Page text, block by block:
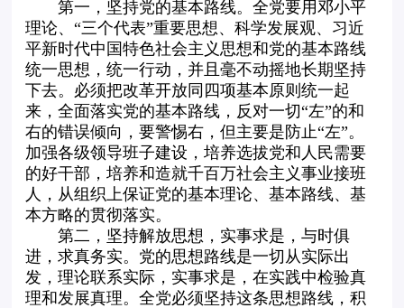
第一，坚持党的基本路线。全党要用邓小平
理论、“三个代表”重要思想、科学发展观、习近
平新时代中国特色社会主义思想和党的基本路线
统一思想，统一行动，并且毫不动摇地长期坚持
下去。必须把改革开放同四项基本原则统一起
来，全面落实党的基本路线，反对一切“左”的和
右的错误倾向，要警惕右，但主要是防止“左”。
加强各级领导班子建设，培养选拔党和人民需要
的好干部，培养和造就千百万社会主义事业接班
人，从组织上保证党的基本理论、基本路线、基
本方略的贯彻落实。
第二，坚持解放思想，实事求是，与时俱
进，求真务实。党的思想路线是一切从实际出
发，理论联系实际，实事求是，在实践中检验真
理和发展真理。全党必须坚持这条思想路线，积